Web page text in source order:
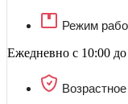
Режим
Ежедневно с 10:00